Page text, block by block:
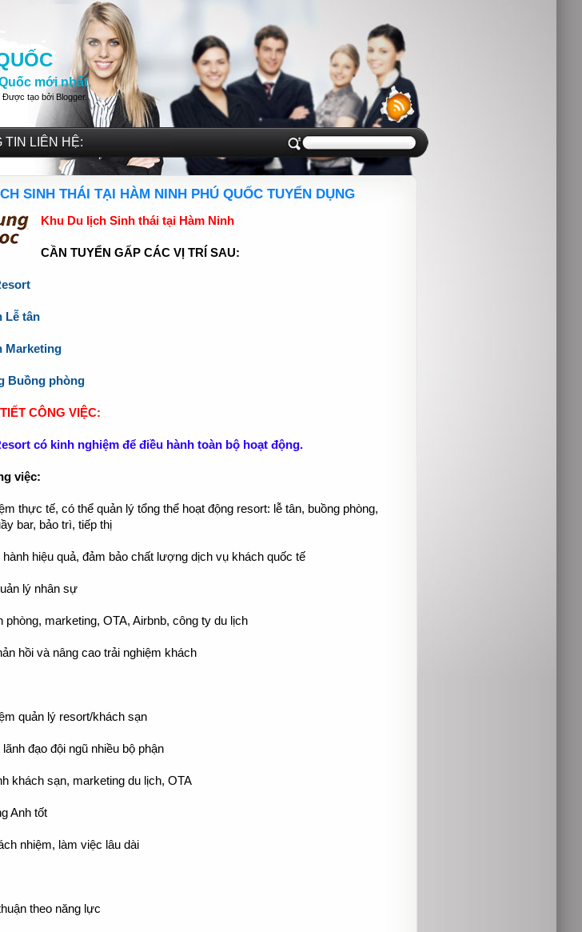
mới nhất.
Được tạo bởi Blogger.
TIN LIÊN HỆ:
SINH THÁI TẠI HÀM NINH PHÚ QUỐC TUYỂN DỤNG
Khu Du lịch Sinh thái tại Hàm Ninh
CẦN TUYỂN GẤP CÁC VỊ TRÍ SAU:
Lễ tân
Marketing
Buồng phòng
CÔNG VIỆC:
có kinh nghiệm để điều hành toàn bộ hoạt động.
việc:
thực tế, có thể quản lý tổng thể hoạt động resort: lễ tân, buồng phòng,
bar, bảo trì, tiếp thị
hiệu quả, đảm bảo chất lượng dịch vụ khách quốc tế
lý nhân sự
phòng, marketing, OTA, Airbnb, công ty du lịch
hồi và nâng cao trải nghiệm khách
quản lý resort/khách sạn
đạo đội ngũ nhiều bộ phận
khách sạn, marketing du lịch, OTA
Anh tốt
nhiệm, làm việc lâu dài
theo năng lực